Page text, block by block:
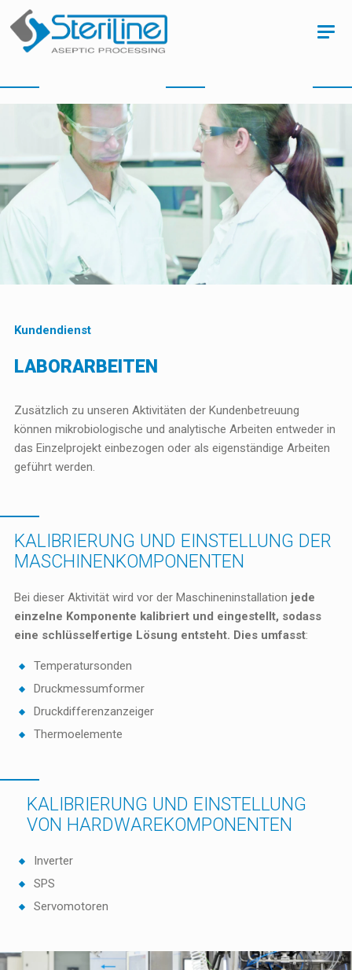
Kundendienst
LABORARBEITEN
Zusätzlich zu unseren Aktivitäten der Kundenbetreuung
können mikrobiologische und analytische Arbeiten entweder in
das Einzelprojekt einbezogen oder als eigenständige Arbeiten
geführt werden.
KALIBRIERUNG UND EINSTELLUNG DER
MASCHINENKOMPONENTEN
Bei dieser Aktivität wird vor der Maschineninstallation jede
einzelne Komponente kalibriert und eingestellt, sodass
eine schlüsselfertige Lösung entsteht. Dies umfasst:
Temperatursonden
Druckmessumformer
Druckdifferenzanzeiger
Thermoelemente
KALIBRIERUNG UND EINSTELLUNG
VON HARDWAREKOMPONENTEN
Inverter
SPS
Servomotoren